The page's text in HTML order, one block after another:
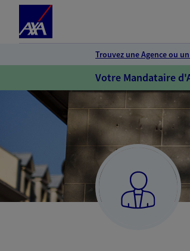
Trouvez une Agence ou
Votre Mandataire